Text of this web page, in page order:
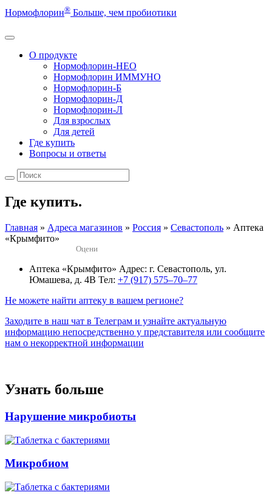
Нормофлорин® Больше, чем пробиотики
О продукте
Нормофлорин-НЕО
Нормофлорин ИММУНО
Нормофлорин-Б
Нормофлорин-Д
Нормофлорин-Л
Для взрослых
Для детей
Где купить
Вопросы и ответы
Где купить.
Главная » Адреса магазинов » Россия » Севастополь » Аптека
«Крымфито»
Оцени
Аптека «Крымфито» Адрес: г. Севастополь, ул.
Юмашева, д. 4В Тел: +7 (917) 575‒70‒77
Не можете найти аптеку в вашем регионе?
Заходите в наш чат в Телеграм и узнайте актуальную
информацию непосредственно у представителя или сообщите
нам о некорректной информации
Узнать больше
Нарушение микробиоты
Микробиом